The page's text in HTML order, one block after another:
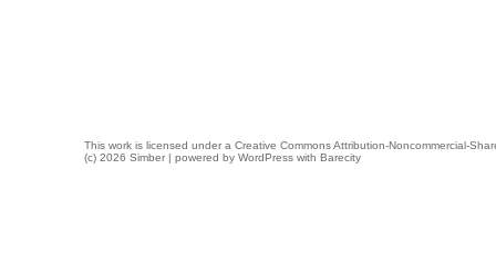
This work is licensed under a Creative Commons Attribution-Noncommercial-
(c) 2026 Simber | powered by WordPress with Barecity